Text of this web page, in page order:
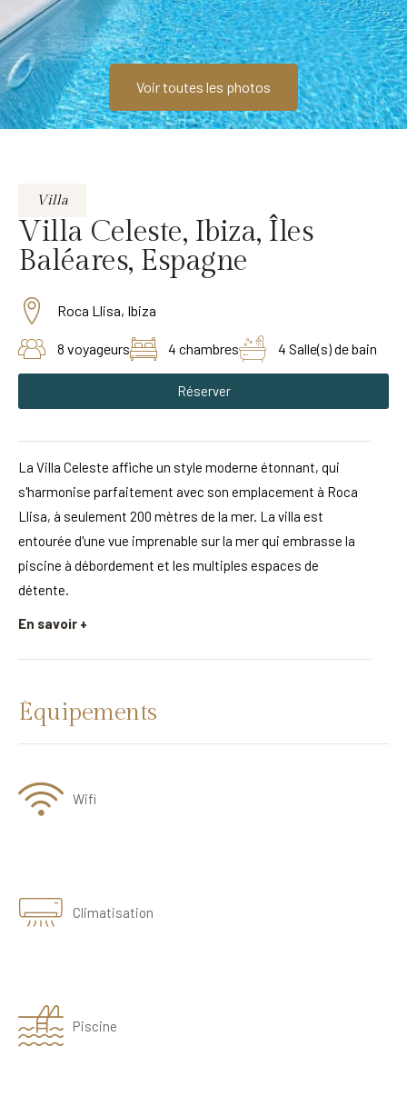
Voir toutes les photos
Villa
Villa Celeste, Ibiza, Îles
Baléares, Espagne
Roca Llisa, Ibiza
8 voyageurs 4 chambres 4 Salle(s) de bain
Réserver
La Villa Celeste affiche un style moderne étonnant, qui
s'harmonise parfaitement avec son emplacement à Roca
Llisa, à seulement 200 mètres de la mer. La villa est
entourée d'une vue imprenable sur la mer qui embrasse la
piscine à débordement et les multiples espaces de
détente.
En savoir +
Équipements
Wifi
Climatisation
Piscine